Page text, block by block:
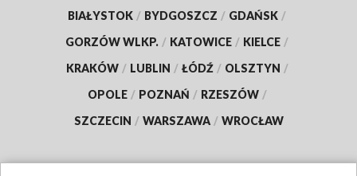
BIAŁYSTOK / BYDGOSZCZ / GDAŃSK /
GORZÓW WLKP. / KATOWICE / KIELCE /
KRAKÓW / LUBLIN / ŁÓDŹ / OLSZTYN /
OPOLE / POZNAŃ / RZESZÓW /
SZCZECIN / WARSZAWA / WROCŁAW